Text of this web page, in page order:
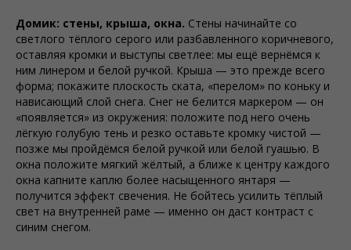
Домик: стены, крыша, окна. Стены начинайте со
светлого тёплого серого или разбавленного коричневого,
оставляя кромки и выступы светлее: мы ещё вернёмся к
ним линером и белой ручкой. Крыша — это прежде всего
форма; покажите плоскость ската, «перелом» по коньку и
нависающий слой снега. Снег не белится маркером — он
«появляется» из окружения: положите под него очень
лёгкую голубую тень и резко оставьте кромку чистой —
позже мы пройдёмся белой ручкой или белой гуашью. В
окна положите мягкий жёлтый, а ближе к центру каждого
окна капните каплю более насыщенного янтаря —
получится эффект свечения. Не бойтесь усилить тёплый
свет на внутренней раме — именно он даст контраст с
синим снегом.